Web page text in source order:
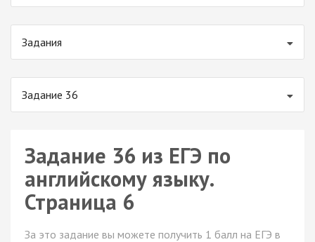
Задания
Задание 36
Задание 36 из ЕГЭ по
английскому языку.
Страница 6
За это задание вы можете получить 1 балл на ЕГЭ в